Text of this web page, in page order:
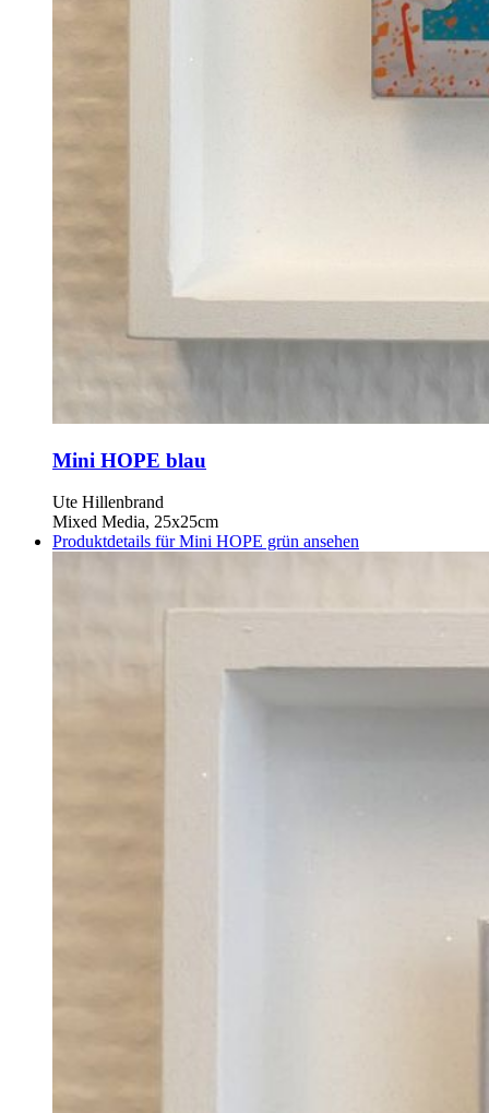
Mini HOPE blau
Ute Hillenbrand
Mixed Media, 25x25cm
Produktdetails für Mini HOPE grün ansehen